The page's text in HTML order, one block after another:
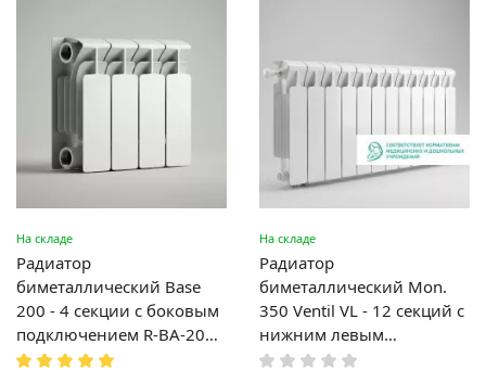
На складе
Радиатор
биметаллический Base
200 - 4 секции c боковым
подключением R-BA-200-
04
На складе
Радиатор
биметаллический Mon.
350 Ventil VL - 12 секций c
нижним левым
подключением